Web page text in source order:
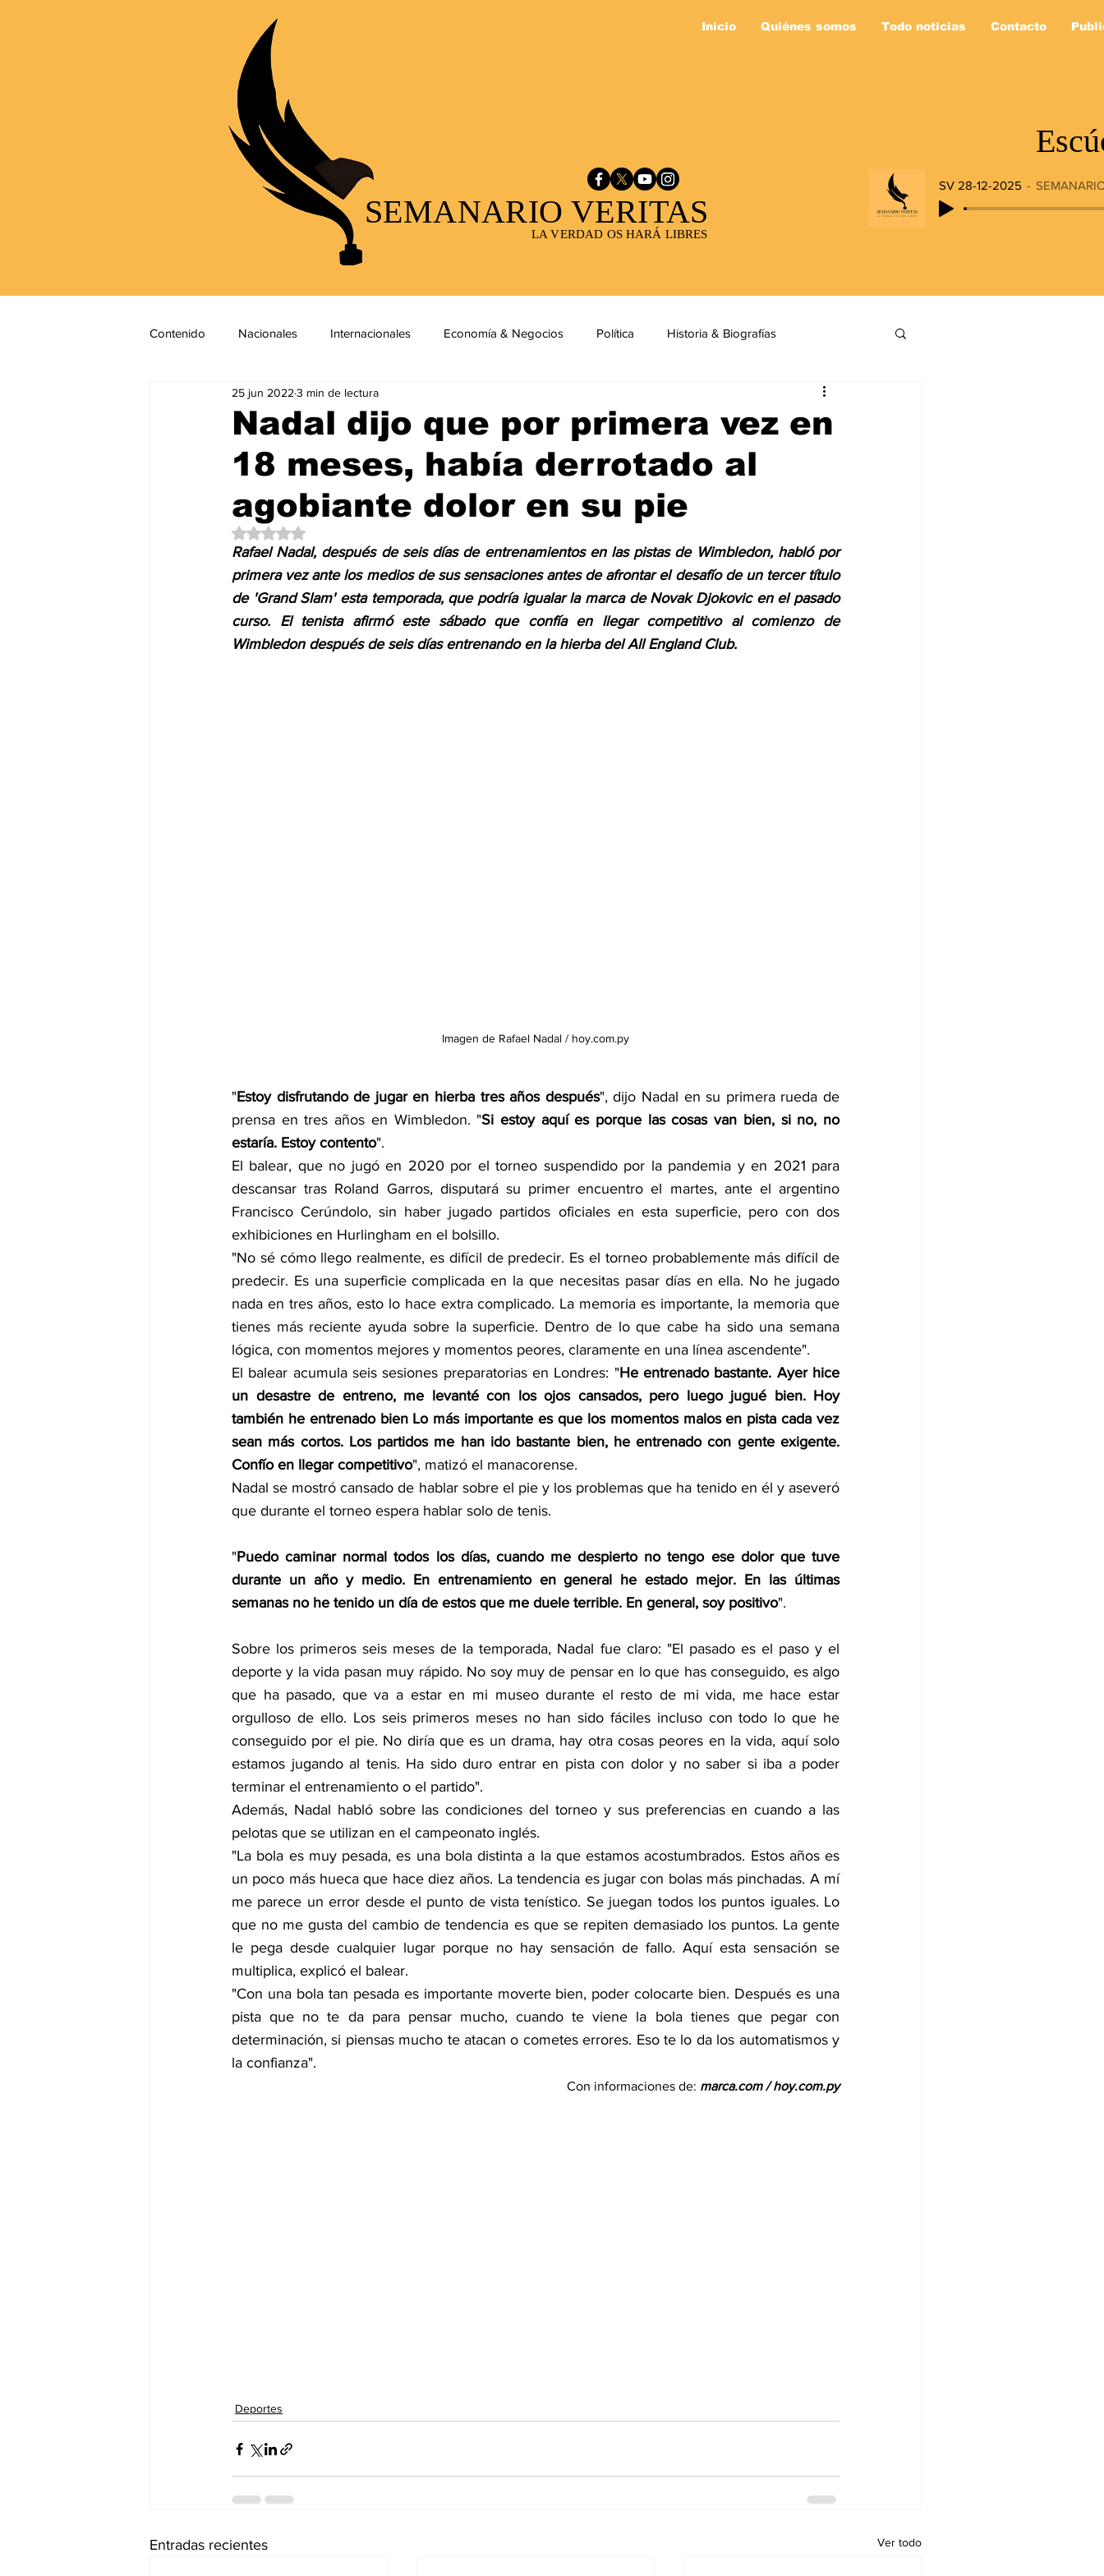
Inicio Quiénes somos Todo noticias Contacto
LA VERDAD OS HARÁ LIBRES
SEMANARIO VERITAS
SV 28-12-2025
Contenido Nacionales Internacionales Economía & Negocios Política Historia & Biografías
Salud & Bienestar Editorial
Mundo Gastronómico Mundo Animal Arte & Cultura Deportes
Nadal dijo que por primera vez en
18 meses, había derrotado al
agobiante dolor en su pie
25 jun 2022 3 min de lectura
Obtuvo NaN de 5 estrellas.
Rafael Nadal, después de seis días de entrenamientos en las pistas de Wimbledon, habló por
primera vez ante los medios de sus sensaciones antes de afrontar el desafío de un tercer título
de 'Grand Slam' esta temporada, que podría igualar la marca de Novak Djokovic en el pasado
curso. El tenista afirmó este sábado que confía en llegar competitivo al comienzo de
Wimbledon después de seis días entrenando en la hierba del All England Club.
Imagen de Rafael Nadal / hoy.com.py
"Estoy disfrutando de jugar en hierba tres años después", dijo Nadal en su primera rueda de
prensa en tres años en Wimbledon. "Si estoy aquí es porque las cosas van bien, si no, no
estaría. Estoy contento".
El balear, que no jugó en 2020 por el torneo suspendido por la pandemia y en 2021 para
descansar tras Roland Garros, disputará su primer encuentro el martes, ante el argentino
Francisco Cerúndolo, sin haber jugado partidos oficiales en esta superficie, pero con dos
exhibiciones en Hurlingham en el bolsillo.
"No sé cómo llego realmente, es difícil de predecir. Es el torneo probablemente más difícil de
predecir. Es una superficie complicada en la que necesitas pasar días en ella. No he jugado
nada en tres años, esto lo hace extra complicado. La memoria es importante, la memoria que
tienes más reciente ayuda sobre la superficie. Dentro de lo que cabe ha sido una semana
lógica, con momentos mejores y momentos peores, claramente en una línea ascendente".
El balear acumula seis sesiones preparatorias en Londres: "He entrenado bastante. Ayer hice
un desastre de entreno, me levanté con los ojos cansados, pero luego jugué bien. Hoy
también he entrenado bien Lo más importante es que los momentos malos en pista cada vez
sean más cortos. Los partidos me han ido bastante bien, he entrenado con gente exigente.
Confío en llegar competitivo", matizó el manacorense.
Nadal se mostró cansado de hablar sobre el pie y los problemas que ha tenido en él y aseveró
que durante el torneo espera hablar solo de tenis.
"Puedo caminar normal todos los días, cuando me despierto no tengo ese dolor que tuve
durante un año y medio. En entrenamiento en general he estado mejor. En las últimas
semanas no he tenido un día de estos que me duele terrible. En general, soy positivo".
Sobre los primeros seis meses de la temporada, Nadal fue claro: "El pasado es el paso y el
deporte y la vida pasan muy rápido. No soy muy de pensar en lo que has conseguido, es algo
que ha pasado, que va a estar en mi museo durante el resto de mi vida, me hace estar
orgulloso de ello. Los seis primeros meses no han sido fáciles incluso con todo lo que he
conseguido por el pie. No diría que es un drama, hay otra cosas peores en la vida, aquí solo
estamos jugando al tenis. Ha sido duro entrar en pista con dolor y no saber si iba a poder
terminar el entrenamiento o el partido".
Además, Nadal habló sobre las condiciones del torneo y sus preferencias en cuando a las
pelotas que se utilizan en el campeonato inglés.
"La bola es muy pesada, es una bola distinta a la que estamos acostumbrados. Estos años es
un poco más hueca que hace diez años. La tendencia es jugar con bolas más pinchadas. A mí
me parece un error desde el punto de vista tenístico. Se juegan todos los puntos iguales. Lo
que no me gusta del cambio de tendencia es que se repiten demasiado los puntos. La gente
le pega desde cualquier lugar porque no hay sensación de fallo. Aquí esta sensación se
multiplica, explicó el balear.
"Con una bola tan pesada es importante moverte bien, poder colocarte bien. Después es una
pista que no te da para pensar mucho, cuando te viene la bola tienes que pegar con
determinación, si piensas mucho te atacan o cometes errores. Eso te lo da los automatismos y
la confianza".
Con informaciones de: marca.com / hoy.com.py
Deportes
Entradas recientes Ver todo